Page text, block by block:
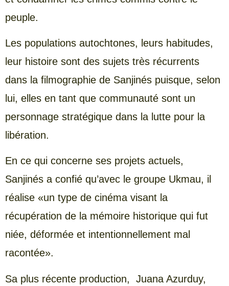
peuple.
Les populations autochtones, leurs habitudes,
leur histoire sont des sujets très récurrents
dans la filmographie de Sanjinés puisque, selon
lui, elles en tant que communauté sont un
personnage stratégique dans la lutte pour la
libération.
En ce qui concerne ses projets actuels,
Sanjinés a confié qu’avec le groupe Ukmau, il
réalise «un type de cinéma visant la
récupération de la mémoire historique qui fut
niée, déformée et intentionnellement mal
racontée».
Sa plus récente production, Juana Azurduy,